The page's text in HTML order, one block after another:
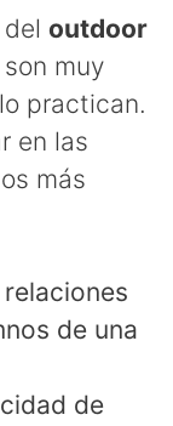
outdoor
son muy
practican.
en las
más
de una
de